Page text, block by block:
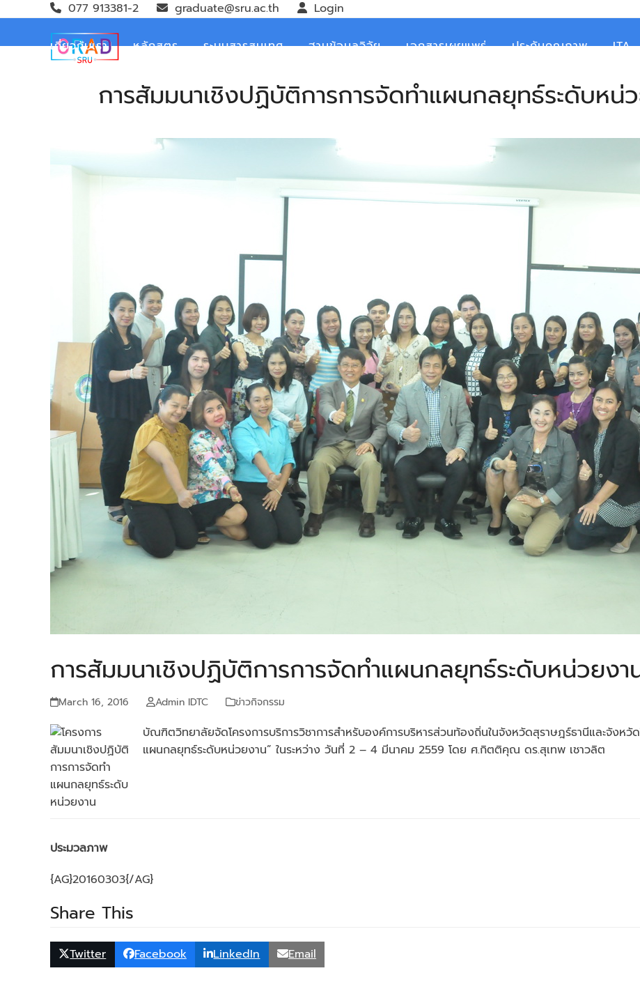
content
077 913381-2 graduate@sru.ac.th Login
เกี่ยวกับเรา หลักสูตร ระบบสารสนเทศ ฐานข้อมูลวิจัย เอกสารเผยแพร่ ประกันคุณภาพ ITA
การสัมมนาเชิงปฏิบัติการการจัดทำแผนกลยุทธ์ระดับห
การสัมมนาเชิงปฏิบัติการการจัดทำแผนกลยุทธ์ระดับหน่วยง
March 16, 2016 Admin IDTC ข่าวกิจกรรม
บัณฑิตวิทยาลัยจัดโครงการบริการวิชาการสำหรับองค์การบริหารส่วนท้องถิ่นในจังหวัดสุราษฎร์ธานีและจังหวั
แผนกลยุทธ์ระดับหน่วยงาน” ในระหว่าง วันที่ 2 – 4 มีนาคม 2559 โดย ศ.กิตติคุณ ดร.สุเทพ เชาวลิต
ประมวลภาพ
{AG}20160303{/AG}
Share This
Twitter Facebook LinkedIn Email